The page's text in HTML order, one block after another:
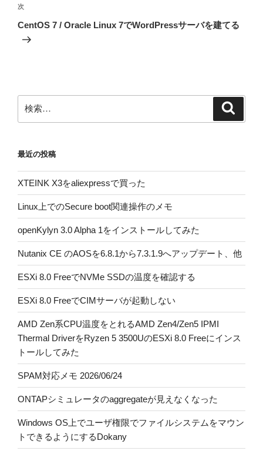
ゲ
ー
シ
次
の
次
CentOS 7 / Oracle Linux 7でWordPressサーバを建てる
索:
最近の投稿
XTEINK X3をaliexpressで買った
Linux上でのSecure boot関連操作のメモ
openKylyn 3.0 Alpha 1をインストールしてみた
Nutanix CE のAOSを6.8.1から7.3.1.9へアップデート、他
ESXi 8.0 FreeでNVMe SSDの温度を確認する
ESXi 8.0 FreeでCIMサーバが起動しない
AMD Zen系CPU温度をとれるAMD Zen4/Zen5 IPMI
Thermal DriverをRyzen 5 3500UのESXi 8.0 Freeにインス
トールしてみた
SPAM対応メモ 2026/06/24
ONTAPシミュレータのaggregateが見えなくなった
Windows OS上でユーザ権限でファイルシステムをマウン
トできるようにするDokany